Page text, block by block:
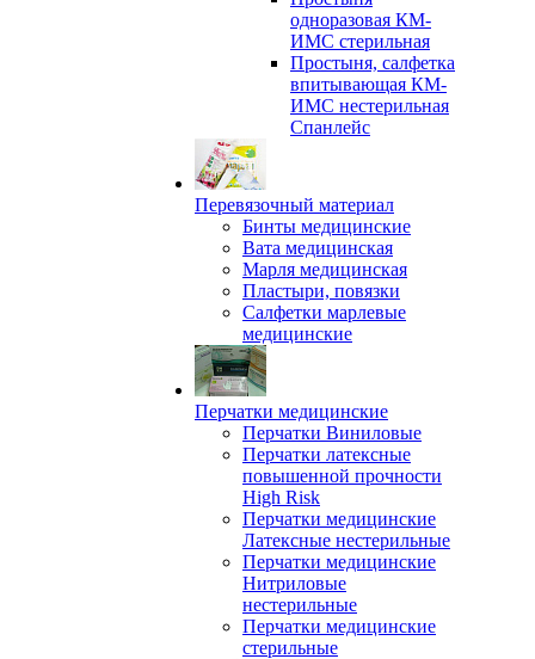
одноразовая КМ-
ИМС стерильная
Простыня, салфетка
впитывающая КМ-
ИМС нестерильная
Спанлейс
Перевязочный материал
Бинты медицинские
Вата медицинская
Марля медицинская
Пластыри, повязки
Салфетки марлевые
медицинские
Перчатки медицинские
Перчатки Виниловые
Перчатки латексные
повышенной прочности
High Risk
Перчатки медицинские
Латексные нестерильные
Перчатки медицинские
Нитриловые
нестерильные
Перчатки медицинские
стерильные